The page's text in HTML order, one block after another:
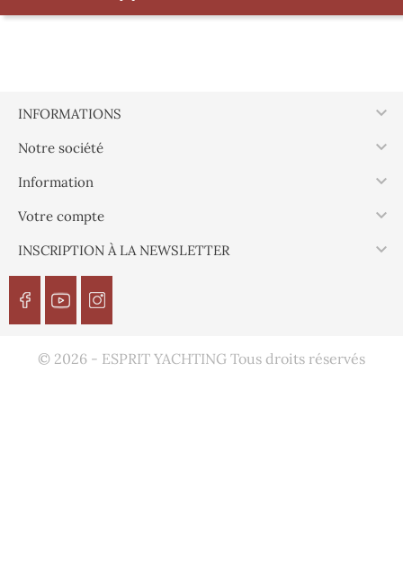
INFORMATIONS 
Notre société 
Information 
Votre compte 
INSCRIPTION À LA NEWSLETTER 
© 2026 - ESPRIT YACHTING Tous droits réservés